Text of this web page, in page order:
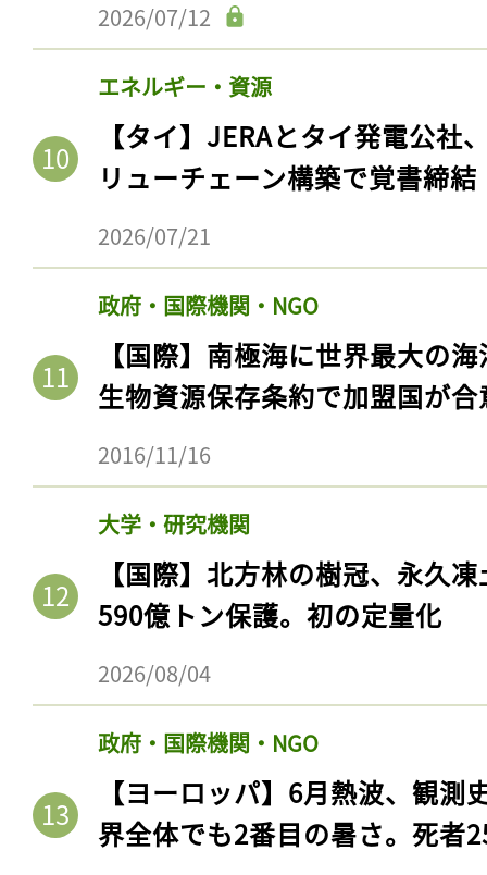
2026/07/12
エネルギー・資源
【タイ】JERAとタイ発電公社
リューチェーン構築で覚書締結
2026/07/21
政府・国際機関・NGO
【国際】南極海に世界最大の
生物資源保存条約で加盟国が合
2016/11/16
大学・研究機関
【国際】北方林の樹冠、永久
590億トン保護。初の定量化
2026/08/04
政府・国際機関・NGO
【ヨーロッパ】6月熱波、観
界全体でも2番目の暑さ。死者
記事をお気に入りに
ログインが必